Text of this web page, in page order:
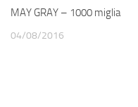
MAY GRAY – 1000 miglia
04/08/2016